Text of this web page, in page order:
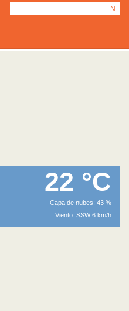
N
22 °C
Capa de nubes: 43 %
Viento: SSW 6 km/h